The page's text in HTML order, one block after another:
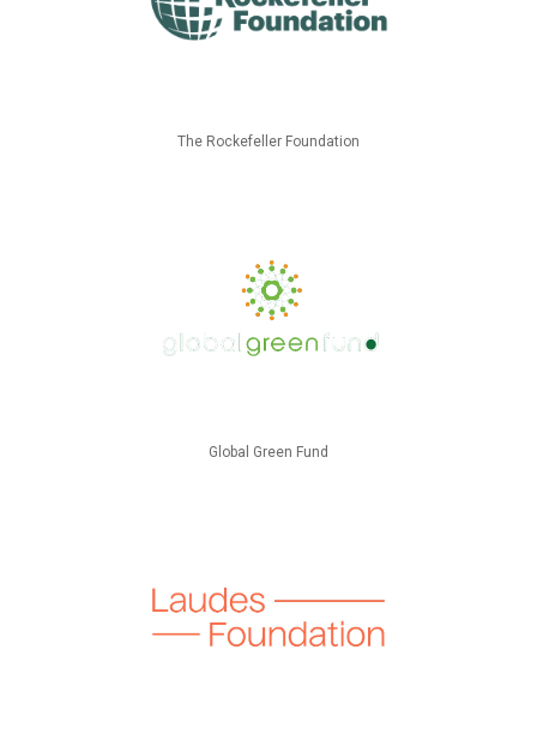
The Rockefeller Foundation
Global Green Fund